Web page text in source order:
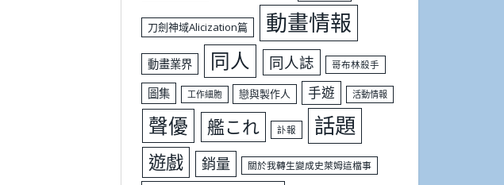
刀劍神域Alicization篇 動畫情報
動畫業界 同人 同人誌 哥布林殺手
圖集 工作細胞 戀與製作人 手遊 活動情報
聲優 艦これ 訃報 話題
遊戲 銷量 關於我轉生變成史萊姆這檔事